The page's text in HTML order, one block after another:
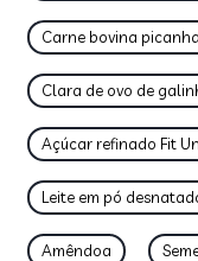
Carne bovina
Clara de ovo de
Açúcar refinado Fit
Leite em pó
Amêndoa